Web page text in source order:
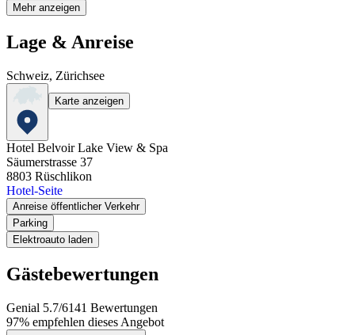
Mehr anzeigen
Lage & Anreise
Schweiz, Zürichsee
Karte anzeigen
Hotel Belvoir Lake View & Spa
Säumerstrasse 37
8803 Rüschlikon
Hotel-Seite
Anreise öffentlicher Verkehr
Parking
Elektroauto laden
Gästebewertungen
Genial 5.7/6141 Bewertungen
97% empfehlen dieses Angebot